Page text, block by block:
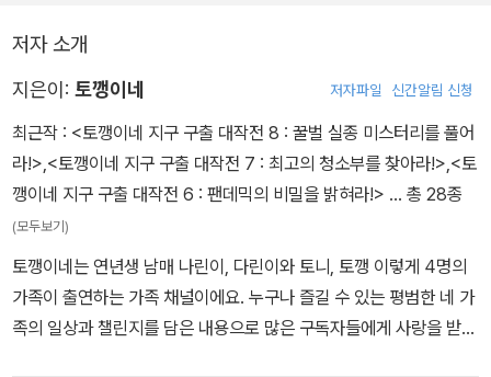
저자 소개
지은이: 토깽이네 저자파일 신간알림 신청
최근작 : <토깽이네 지구 구출 대작전 8 : 꿀벌 실종 미스터리를 풀어
라!> <토깽이네 지구 구출 대작전 7 : 최고의 청소부를 찾아라!> <토
깽이네 지구 구출 대작전 6 : 팬데믹의 비밀을 밝혀라!> … 총 28종
(모두보기)
토깽이네는 연년생 남매 나린이, 다린이와 토니, 토깽 이렇게 4명의
가족이 출연하는 가족 채널이에요. 누구나 즐길 수 있는 평범한 네 가
족의 일상과 챌린지를 담은 내용으로 많은 구독자들에게 사랑을 받고